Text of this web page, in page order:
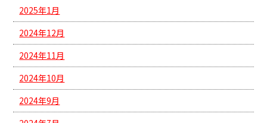
2025年1月
2024年12月
2024年11月
2024年10月
2024年9月